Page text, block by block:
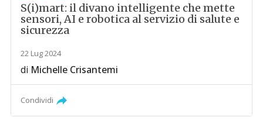
S(i)mart: il divano intelligente che mette
sensori, AI e robotica al servizio di salute e
sicurezza
22 Lug 2024
di Michelle Crisantemi
Condividi